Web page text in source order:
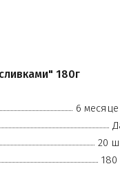
180г
6
20
180